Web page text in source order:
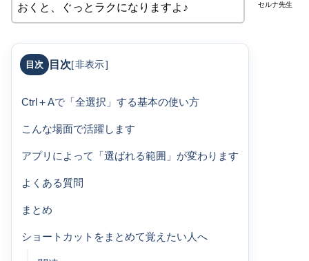
セルナ先生
おくと、ぐっとラクになりますよ♪
目次[非表示]
Ctrl＋Aで「全選択」する基本の使い方
こんな場面で活躍します
アプリによって「選ばれる範囲」が変わります
よくある質問
まとめ
ショートカットをまとめて覚えたい人へ